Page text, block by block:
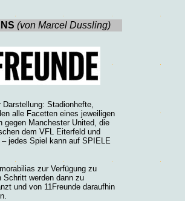
(von Marcel Dussling)
Stadionhefte,
alle Facetten eines jeweiligen
gegen Manchester United, die
dem VFL Eiterfeld und
jedes Spiel kann auf SPIELE
zur Verfügung zu
Schritt werden dann zu
und von 11Freunde daraufhin